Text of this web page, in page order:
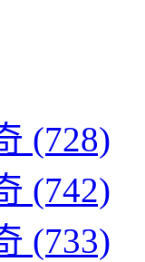
(728)
(742)
(733)